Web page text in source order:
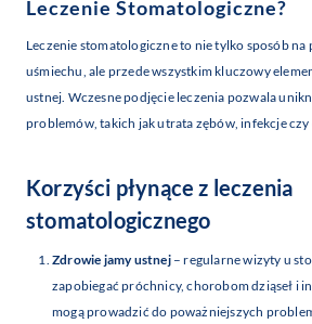
Leczenie Stomatologiczne?
Leczenie stomatologiczne to nie tylko sposób na
uśmiechu, ale przede wszystkim kluczowy
ustnej. Wczesne podjęcie leczenia pozwala
problemów, takich jak utrata zębów, infekcje
Korzyści płynące z leczenia
stomatologicznego
Zdrowie jamy ustnej– regularne wizyty u
zapobiegać próchnicy, chorobom dziąseł i
mogą prowadzić do poważniejszych